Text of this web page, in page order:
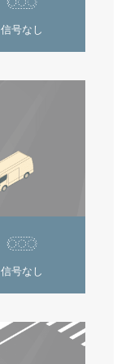
信号なし
信号なし